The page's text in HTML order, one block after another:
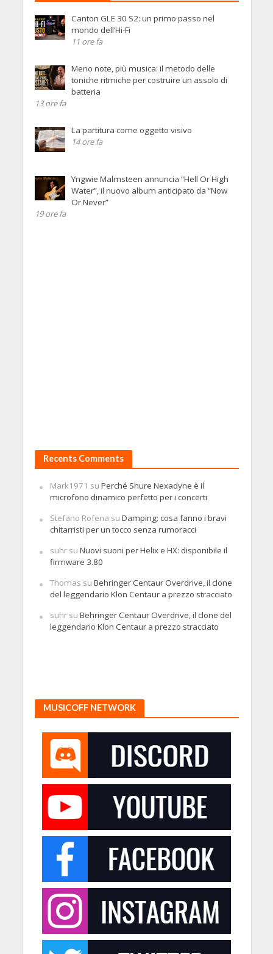
Canton GLE 30 S2: un primo passo nel
mondo dell’Hi-Fi
11 ore fa
Meno note, più musica: il metodo delle
toniche ritmiche per costruire un assolo di
batteria
13 ore fa
La partitura come oggetto visivo
14 ore fa
Yngwie Malmsteen annuncia “Hell Or High
Water”, il nuovo album anticipato da “Now
Or Never”
19 ore fa
Recents Comments
Mark1971 su Perché Shure Nexadyne è il
microfono dinamico perfetto per i concerti
Stefano Rofena su Damping: cosa fanno i bravi
chitarristi per un tocco senza rumoracci
suhrsu Nuovi suoni per Helix e HX: disponibile il
firmware 3.80
Thomas su Behringer Centaur Overdrive, il clone
del leggendario Klon Centaur a prezzo stracciato
suhrsu Behringer Centaur Overdrive, il clone del
leggendario Klon Centaur a prezzo stracciato
MUSICOFF NETWORK